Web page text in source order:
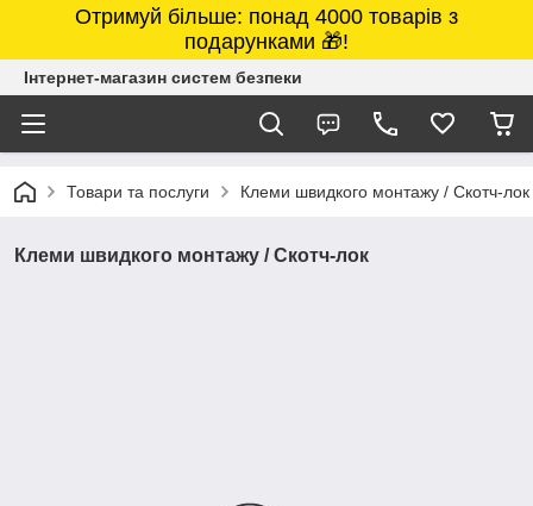
Отримуй більше: понад 4000 товарів з
подарунками 🎁!
Інтернет-магазин систем безпеки
Товари та послуги Клеми швидкого монтажу / Скотч-лок
Клеми швидкого монтажу / Скотч-лок